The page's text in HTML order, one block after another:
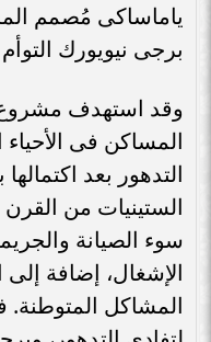
ياماساكى مُصمم
برجى نيويورك
المساكن فى الأحياء
التدهور بعد
الستينيات من
سوء الصيانة
الإشغال، إضافة
المشاكل